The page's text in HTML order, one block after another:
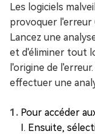
Les logiciels
provoquer l'erreur
Lancez une
et d'éliminer tout
l'origine de
effectuer une
Pour accéder
I. Ensuite,